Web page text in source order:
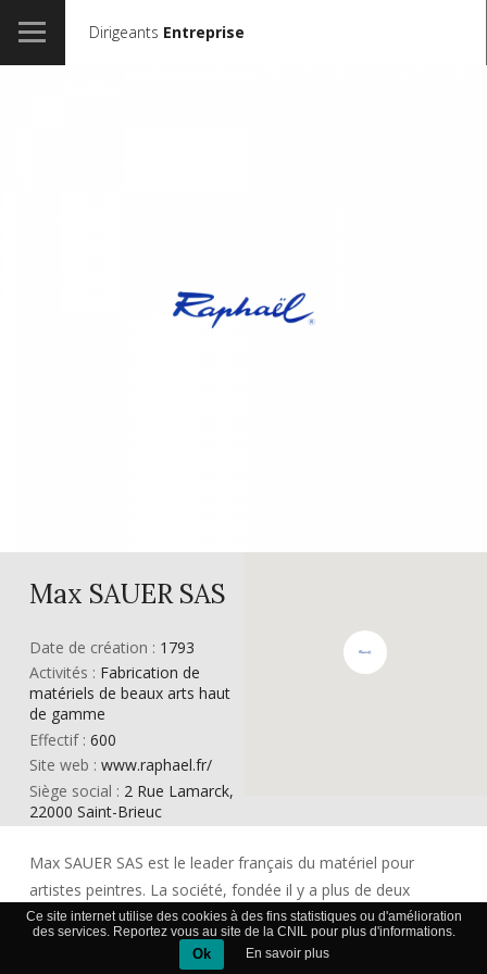
Dirigeants Entreprise
Max SAUER SAS
Date de création : 1793
Activités : Fabrication de
matériels de beaux arts haut
de gamme
Effectif : 600
Site web : www.raphael.fr/
Siège social : 2 Rue Lamarck,
22000 Saint-Brieuc
Max SAUER SAS est le leader français du matériel pour
artistes peintres. La société, fondée il y a plus de deux
siècles, est un groupe familial dont le siège se trouve à
Saint-Brieuc. Depuis l’arrivée d’Eric Sauer à sa tête en 1991,
Ce site internet utilise des cookies à des fins statistiques ou d'amélioration
des services. Reportez vous au site de la CNIL pour plus d'informations.
Ok En savoir plus